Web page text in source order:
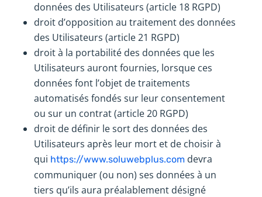
données des Utilisateurs (article 18 RGPD)
droit d’opposition au traitement des données
des Utilisateurs (article 21 RGPD)
droit à la portabilité des données que les
Utilisateurs auront fournies, lorsque ces
données font l’objet de traitements
automatisés fondés sur leur consentement
ou sur un contrat (article 20 RGPD)
droit de définir le sort des données des
Utilisateurs après leur mort et de choisir à
qui https://www.soluwebplus.com devra
communiquer (ou non) ses données à un
tiers qu’ils aura préalablement désigné